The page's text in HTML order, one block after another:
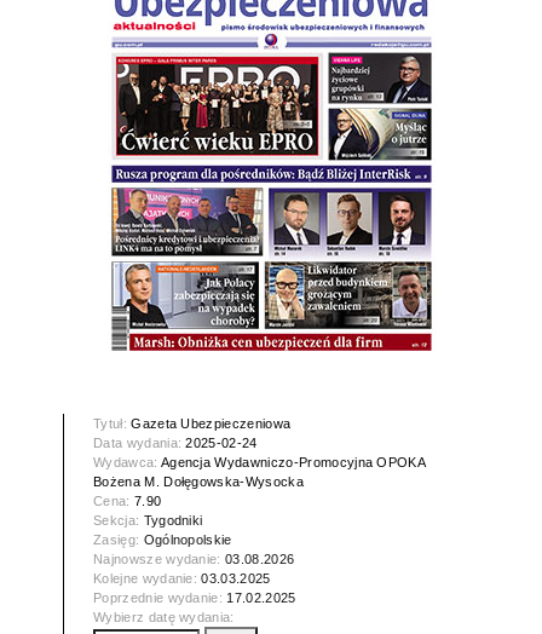
Tytuł:Gazeta Ubezpieczeniowa
Data wydania:2025-02-24
Wydawca: Agencja Wydawniczo-Promocyjna OPOKA
Bożena M. Dołęgowska-Wysocka
Cena: 7.90
Sekcja: Tygodniki
Zasięg: Ogólnopolskie
Najnowsze wydanie:03.08.2026
Kolejne wydanie:03.03.2025
Poprzednie wydanie: 17.02.2025
Wybierz datę wydania: